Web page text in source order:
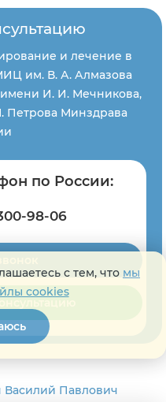
и лечение в
им. В. А. Алмазова
И. И. Мечникова,
Минздрава
по России:
98-06
Василий Павлович
с тем, что мы
cookies